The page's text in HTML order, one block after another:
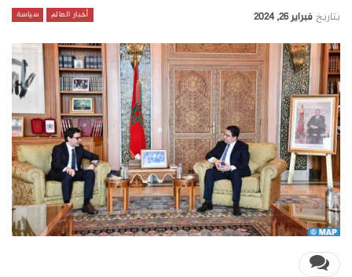
أخبار العالم سياسة بتاريخ فبراير 26, 2024